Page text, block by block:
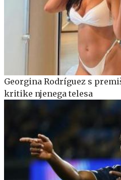
Georgina Rodríguez s
kritike njenega telesa